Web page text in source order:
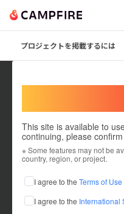
プロジェクトを掲載するには
This site is available to
continuing, please
※ Some features may not be
country, region, or project.
I agree to the Terms of Use
I agree to the International
これまでに1回支援して1件
在住国：日本 現在地：未設定